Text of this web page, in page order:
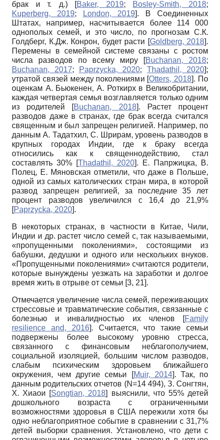
брак и т. д.) [Baker, 2019; Bosley-Smith, 2018;
Kuperberg, 2019; London, 2019]. В Соединенных
Штатах, например, насчитывается более 114 000
однополых семей, и это число, по прогнозам С.К.
Голдберг, К.Дж. Конрон, будет расти [Goldberg, 2018].
Перемены в семейной системе связаны с ростом
числа разводов по всему миру
[Buchanan, 2018;
Buchanan, 2017; Paprzycka, 2020;Thadathil, 2020];
утратой связей между поколениями [Otters, 2018]. По
оценкам А. Бьюкенен, А. Роткирх в Великобритании,
каждая четвертая семья возглавляется только одним
из родителей [Buchanan, 2018]. Растет процент
разводов даже в странах, где брак всегда считался
священным и был запрещен религией. Например, по
данным А. Тадатхил, С. Шрирам, уровень разводов в
крупных городах Индии, где к браку всегда
относились как к священнодействию, стал
составлять 30% [Thadathil, 2020]. Е. Папржицка, В.
Полец, Е. Мяновская отметили, что даже в Польше,
одной из самых католических стран мира, в которой
развод запрещен религией, за последние 35 лет
процент разводов увеличился с 16,4 до 21,9%
[Paprzycka, 2020].
В некоторых странах, в частности в Китае, Чили,
Индии и др. растет число семей с, так называемыми,
«пропущенными поколениями», состоящими из
бабушки, дедушки и одного или нескольких внуков.
«Пропущенными поколениями» считаются родители,
которые вынуждены уезжать на заработки и долгое
время жить в отрыве от семьи [3, 21].
Отмечается увеличение числа семей, переживающих
стрессовые и травматические события, связанные с
болезнью и инвалидностью их членов
[Family
resilience and, 2016]. Считается, что такие семьи
подвержены более высокому уровню стресса,
связанного с финансовым неблагополучием,
социальной изоляцией, большим числом разводов,
слабым психическим здоровьем ближайшего
окружения, чем другие семьи
[Muir, 2014]. Так, по
данным родительских отчетов (N=14 494), З. Сонгтян,
Х. Хиаои [Songtian, 2018]
выяснили, что 55% детей
дошкольного возраста с ограниченными
возможностями здоровья в США пережили хотя бы
одно неблагоприятное событие в сравнении с 31,7%
детей выборки сравнения. Установлено, что дети с